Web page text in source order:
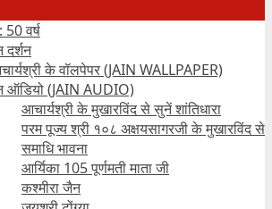
50 वर्ष
दर्शन
के वॉलपेपर (JAIN WALLPAPER)
ऑडियो (JAIN AUDIO)
आचार्यश्री के मुखारविंद से सुनें शांतिधारा
परम पूज्य श्री १०८ अक्षयसागरजी के मुखारविंद से
समाधि भावना
आर्यिका 105 पूर्णमती माता जी
कश्मीरा जैन